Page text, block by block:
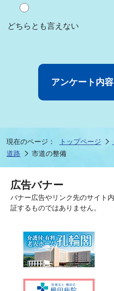
どちらとも言えない
現在のページ： トップページ
道路
市道の整備
広告バナー
バナー広告やリンク先のサイト
証するものではありません。